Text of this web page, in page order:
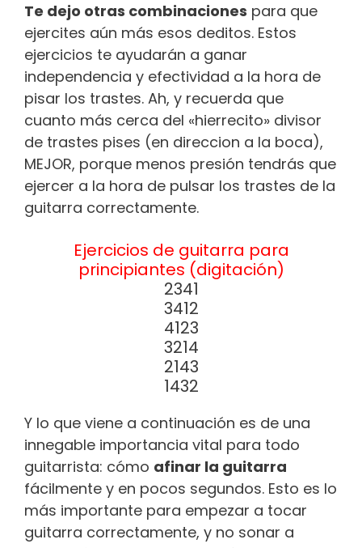
Te dejo otras combinaciones para que
ejercites aún más esos deditos. Estos
ejercicios te ayudarán a ganar
independencia y efectividad a la hora de
pisar los trastes. Ah, y recuerda que
cuanto más cerca del «hierrecito» divisor
de trastes pises (en direccion a la boca),
MEJOR, porque menos presión tendrás que
ejercer a la hora de pulsar los trastes de la
guitarra correctamente.
Ejercicios de guitarra para
principiantes (digitación)
2341
3412
4123
3214
2143
1432
Y lo que viene a continuación es de una
innegable importancia vital para todo
guitarrista: cómo afinar la guitarra
fácilmente y en pocos segundos. Esto es lo
más importante para empezar a tocar
guitarra correctamente, y no sonar a